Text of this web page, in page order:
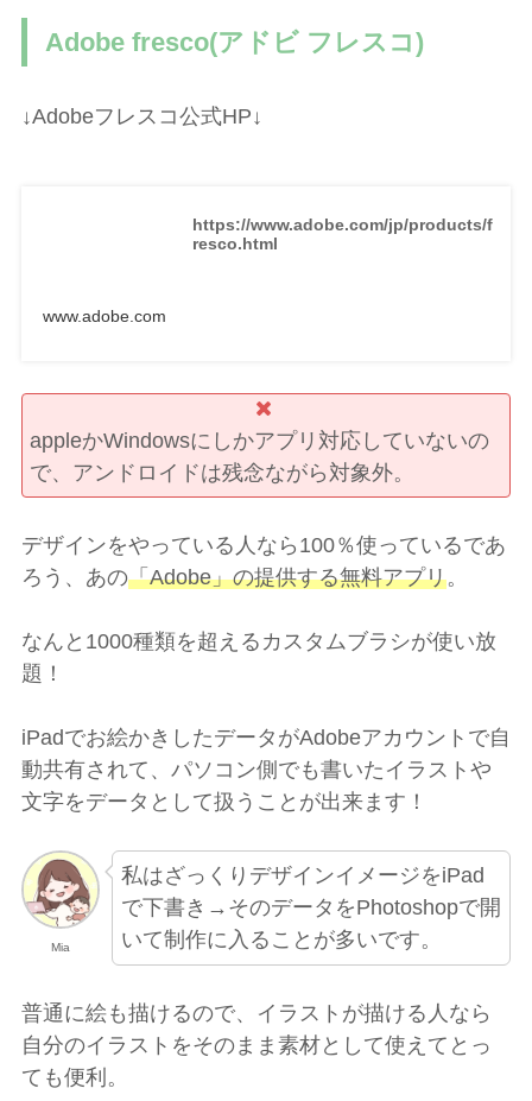
Adobe fresco(アドビ フレスコ)
↓Adobeフレスコ公式HP↓
https://www.adobe.com/jp/products/f
resco.html
www.adobe.com
appleかWindowsにしかアプリ対応していないの
で、アンドロイドは残念ながら対象外。
デザインをやっている人なら100％使っているであ
ろう、あの「Adobe」の提供する無料アプリ。
なんと1000種類を超えるカスタムブラシが使い放
題！
iPadでお絵かきしたデータがAdobeアカウントで自
動共有されて、パソコン側でも書いたイラストや
文字をデータとして扱うことが出来ます！
Mia
私はざっくりデザインイメージをiPad
で下書き→そのデータをPhotoshopで開
いて制作に入ることが多いです。
普通に絵も描けるので、イラストが描ける人なら
自分のイラストをそのまま素材として使えてとっ
ても便利。